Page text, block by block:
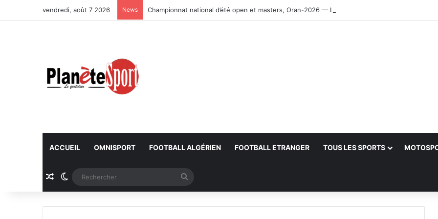
vendredi, août 7 2026 News Championnat national d’été open et masters, Oran-2026 — Le CRB s’adjuge le titre
ACCUEIL OMNISPORT FOOTBALL ALGÉRIEN FOOTBALL ETRANGER TOUS LES SPORTS
Article Aléatoire
Switch skin